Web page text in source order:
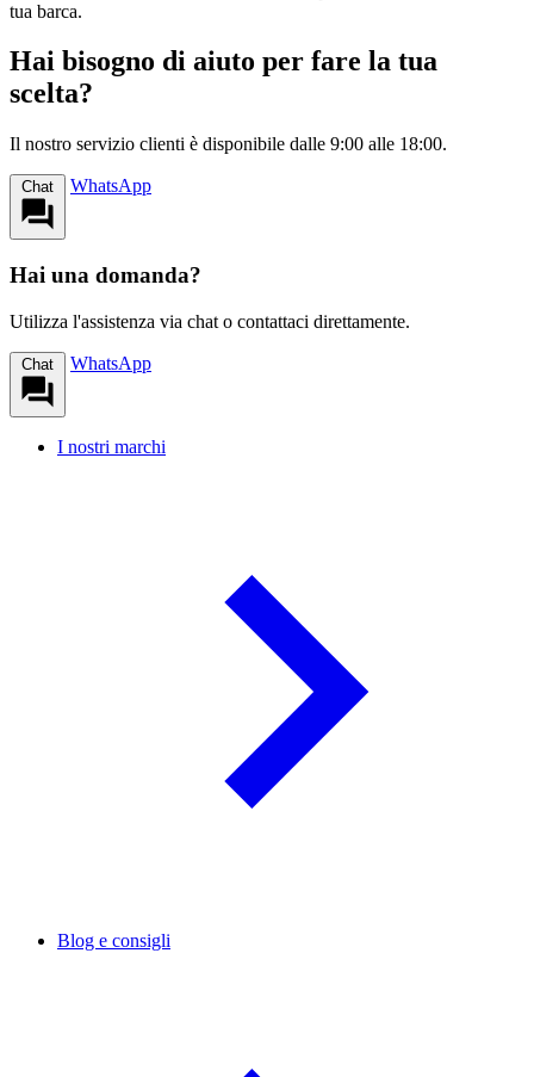
tua barca.
Hai bisogno di aiuto per fare la tua
scelta?
Il nostro servizio clienti è disponibile dalle 9:00 alle 18:00.
Chat WhatsApp
Hai una domanda?
Utilizza l'assistenza via chat o contattaci direttamente.
Chat WhatsApp
I nostri marchi
Blog e consigli